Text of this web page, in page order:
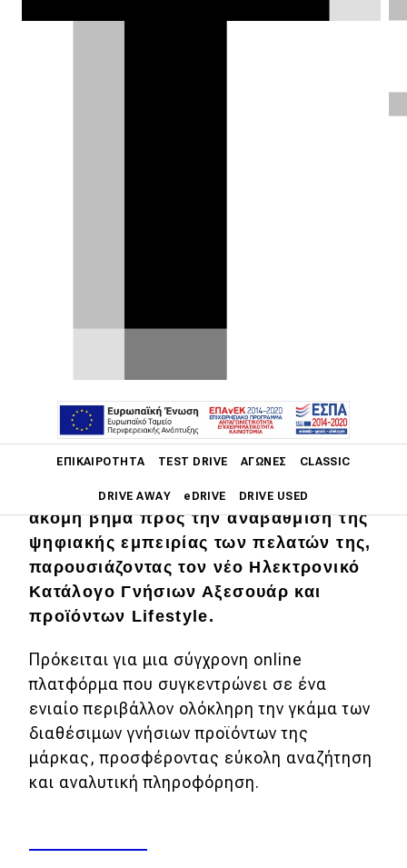
ΕΠΙΚΑΙΡΌΤΗΤΑ TEST DRIVE ΑΓΏΝΕΣ CLASSIC
DRIVE AWAY eDRIVE DRIVE USED
Main navigation
Επικαιρότητα
Νέα μοντέλα
Ελλάδα
Κόσμος
Τεχνολογία
Ασφάλεια
Απόψεις
Νέα online πλατφόρμα συγκεντρώνει
Η Volkswagen στην Ελλάδα κάνει ένα
ακόμη βήμα προς την αναβάθμιση της
ψηφιακής εμπειρίας των πελατών της,
παρουσιάζοντας τον νέο Ηλεκτρονικό
Κατάλογο Γνήσιων Αξεσουάρ και
προϊόντων Lifestyle.
Πρόκειται για μια σύγχρονη online
πλατφόρμα που συγκεντρώνει σε ένα
ενιαίο περιβάλλον ολόκληρη την γκάμα των
διαθέσιμων γνήσιων προϊόντων της
μάρκας, προσφέροντας εύκολη αναζήτηση
και αναλυτική πληροφόρηση.